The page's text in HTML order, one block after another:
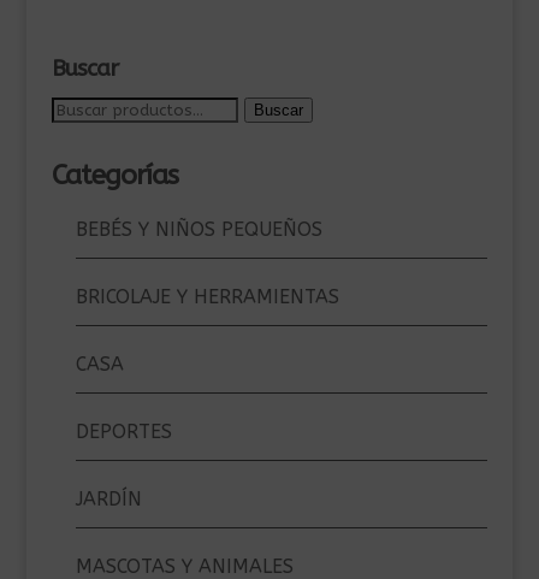
Buscar
Buscar
Buscar
Categorías
BEBÉS Y NIÑOS PEQUEÑOS
BRICOLAJE Y HERRAMIENTAS
CASA
DEPORTES
JARDÍN
MASCOTAS Y ANIMALES